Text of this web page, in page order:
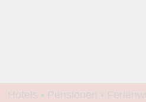
Hotels • Pensionen •